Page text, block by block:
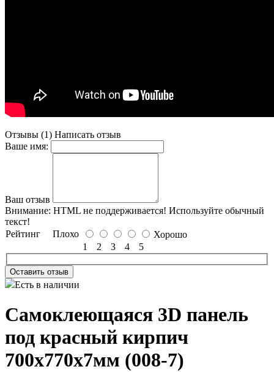
Отзывы (1) Написать отзыв
Ваше имя:
Ваш отзыв
Внимание: HTML не поддерживается! Используйте обычный
текст!
Рейтинг Плохо
Хорошо
1
2 3 4 5
Оставить отзыв
Есть в наличии
Самоклеющаяся 3D панель
под красный кирпич
700x770x7мм (008-7)